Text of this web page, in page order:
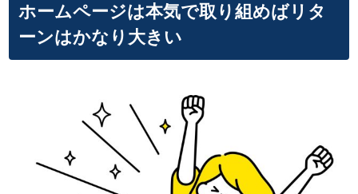
ホームページは本気で取り組めばリタ
ーンはかなり大きい